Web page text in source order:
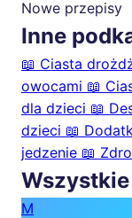
Nowe przepisy
Inne
📖 Ciasta
owocami 📖
dla dzieci 📖
dzieci 📖
jedzenie 📖
M